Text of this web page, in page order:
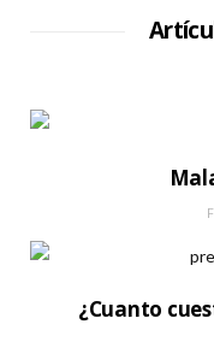
¿Cuanto